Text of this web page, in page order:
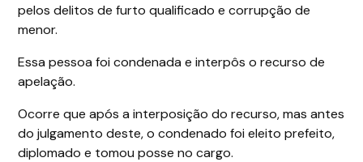
pelos delitos de furto qualificado e corrupção de
menor.
Essa pessoa foi condenada e interpôs o recurso de
apelação.
Ocorre que após a interposição do recurso, mas antes
do julgamento deste, o condenado foi eleito prefeito,
diplomado e tomou posse no cargo.